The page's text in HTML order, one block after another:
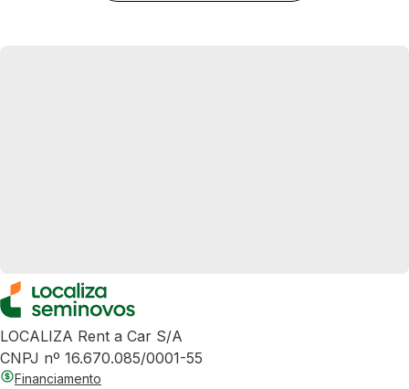
LOCALIZA Rent a Car S/A
CNPJ nº 16.670.085/0001-55
Financiamento